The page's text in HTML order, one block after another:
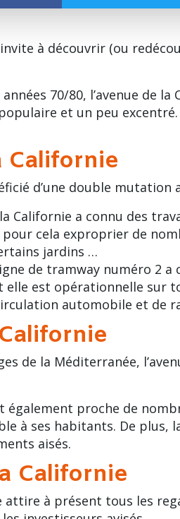
à découvrir (ou
70/80, l’avenue de
et un peu
Californie
d’une double
la Californie a connu des
cela exproprier de
jardins …
de tramway numéro 2 a
elle est opérationnelle
automobile et de
de la Méditerranée,
également proche de
à ses habitants. De
aisés.
Californie
attire à présent tous les